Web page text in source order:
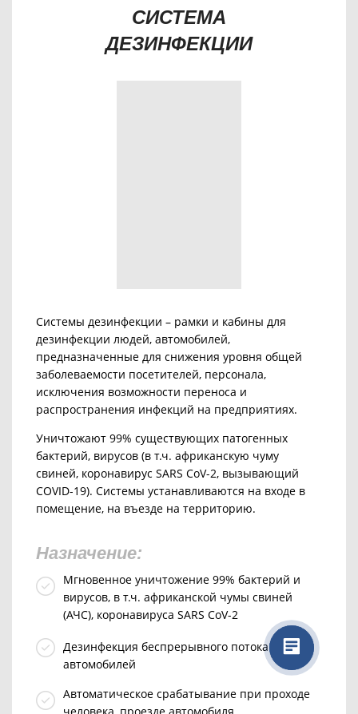
СИСТЕМА
ДЕЗИНФЕКЦИИ
Системы дезинфекции – рамки и кабины для
дезинфекции людей, автомобилей,
предназначенные для снижения уровня общей
заболеваемости посетителей, персонала,
исключения возможности переноса и
распространения инфекций на предприятиях.
Уничтожают 99% существующих патогенных
бактерий, вирусов (в т.ч. африканскую чуму
свиней, коронавирус SARS CoV-2, вызывающий
COVID-19). Системы устанавливаются на входе в
помещение, на въезде на территорию.
Назначение:
Мгновенное уничтожение 99% бактерий и
вирусов, в т.ч. африканской чумы свиней
(АЧС), коронавируса SARS CoV-2
Дезинфекция беспрерывного потока людей,
автомобилей
Автоматическое срабатывание при проходе
человека, проезде автомобиля